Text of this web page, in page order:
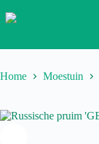
naar
Home Moestuin